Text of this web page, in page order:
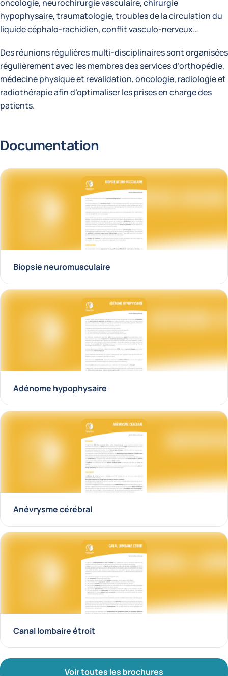
oncologie, neurochirurgie vasculaire, chirurgie
hypophysaire, traumatologie, troubles de la circulation du
liquide céphalo-rachidien, conflit vasculo-nerveux…
Des réunions régulières multi-disciplinaires sont organisées
régulièrement avec les membres des services d’orthopédie,
médecine physique et revalidation, oncologie, radiologie et
radiothérapie afin d’optimaliser les prises en charge des
patients.
Documentation
Biopsie neuromusculaire
Adénome hypophysaire
Anévrysme cérébral
Canal lombaire étroit
Voir toutes les brochures